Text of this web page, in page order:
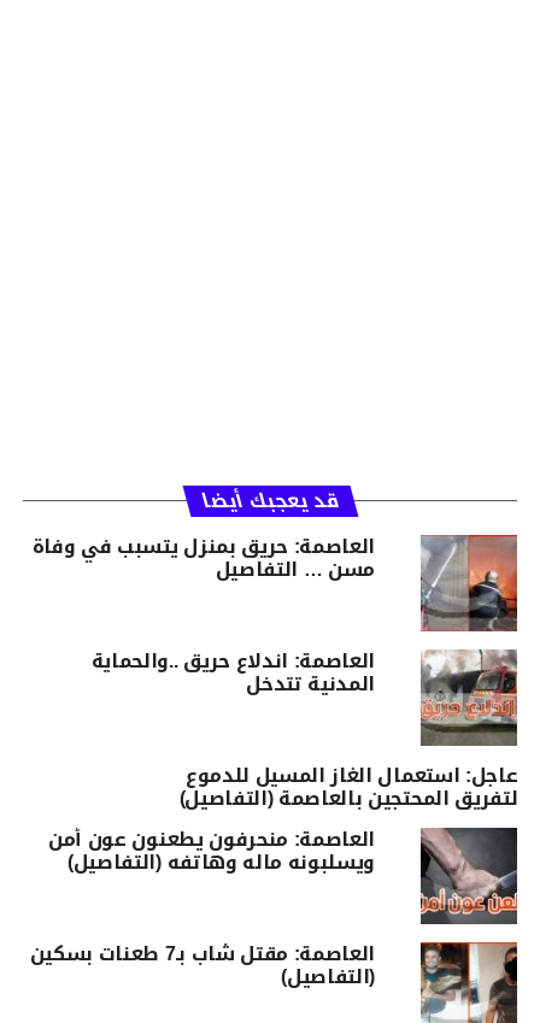
قد يعجبك أيضا
العاصمة: حريق بمنزل يتسبب في وفاة
مسن … التفاصيل
العاصمة: اندلاع حريق ..والحماية
المدنية تتدخل
عاجل: استعمال الغاز المسيل للدموع
لتفريق المحتجين بالعاصمة (التفاصيل)
العاصمة: منحرفون يطعنون عون أمن
ويسلبونه ماله وهاتفه (التفاصيل)
العاصمة: مقتل شاب بـ7 طعنات بسكين
(التفاصيل)